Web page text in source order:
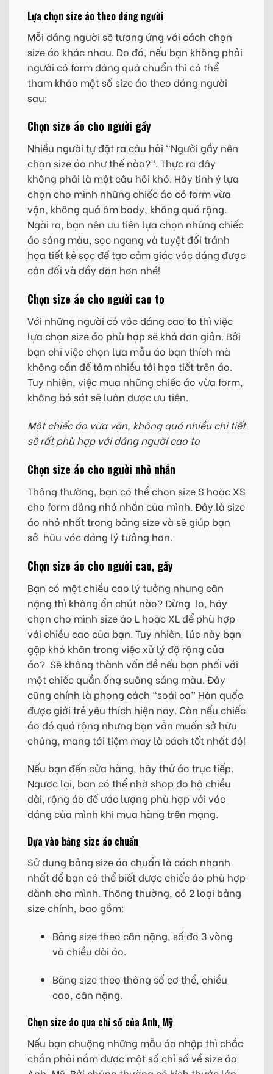
Lựa chọn size áo theo dáng người
Mỗi dáng người sẽ tương ứng với cách chọn
size áo khác nhau. Do đó, nếu bạn không phải
người có form dáng quá chuẩn thì có thể
tham khảo một số size áo theo dáng người
sau:
Chọn size áo cho người gầy
Nhiều người tự đặt ra câu hỏi “Người gầy nên
chọn size áo như thế nào?”. Thực ra đây
không phải là một câu hỏi khó. Hãy tinh ý lựa
chọn cho mình những chiếc áo có form vừa
vặn, không quá ôm body, không quá rộng.
Ngài ra, bạn nên ưu tiên lựa chọn những chiếc
áo sáng màu, sọc ngang và tuyệt đối tránh
họa tiết kẻ sọc để tạo cảm giác vóc dáng được
cân đối và đầy đặn hơn nhé!
Chọn size áo cho người cao to
Với những người có vóc dáng cao to thì việc
lựa chọn size áo phù hợp sẽ khá đơn giản. Bởi
bạn chỉ việc chọn lựa mẫu áo bạn thích mà
không cần để tâm nhiều tới họa tiết trên áo.
Tuy nhiên, việc mua những chiếc áo vừa form,
không bó sát sẽ luôn được ưu tiên.
Một chiếc áo vừa vặn, không quá nhiều chi tiết
sẽ rất phù hợp với dáng người cao to
Chọn size áo cho người nhỏ nhắn
Thông thường, bạn có thể chọn size S hoặc XS
cho form dáng nhỏ nhắn của mình. Đây là size
áo nhỏ nhất trong bảng size và sẽ giúp bạn
sở hữu vóc dáng lý tưởng hơn.
Chọn size áo cho người cao, gầy
Bạn có một chiều cao lý tưởng nhưng cân
nặng thì không ổn chút nào? Đừng lo, hãy
chọn cho mình size áo L hoặc XL để phù hợp
với chiều cao của bạn. Tuy nhiên, lúc này bạn
gặp khó khăn trong việc xử lý độ rộng của
áo? Sẽ không thành vấn đề nếu bạn phối với
một chiếc quần ống suông sáng màu. Đây
cũng chính là phong cách “soái ca” Hàn quốc
được giới trẻ yêu thích hiện nay. Còn nếu chiếc
áo đó quá rộng nhưng bạn vẫn muốn sở hữu
chúng, mang tới tiệm may là cách tốt nhất đó!
Nếu bạn đến cửa hàng, hãy thử áo trực tiếp.
Ngược lại, bạn có thể nhờ shop đo hộ chiều
dài, rộng áo để ước lượng phù hợp với vóc
dáng của mình khi mua hàng trên mạng.
Dựa vào bảng size áo chuẩn
Sử dụng bảng size áo chuẩn là cách nhanh
nhất để bạn có thể biết được chiếc áo phù hợp
dành cho mình. Thông thường, có 2 loại bảng
size chính, bao gồm:
Bảng size theo cân nặng, số đo 3 vòng
và chiều dài áo.
Bảng size theo thông số cơ thể, chiều
cao, cân nặng.
Chọn size áo qua chỉ số của Anh, Mỹ
Nếu bạn chuộng những mẫu áo nhập thì chắc
chắn phải nắm được một số chỉ số về size áo